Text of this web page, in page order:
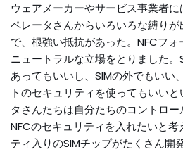
ウェアメーカーやサービス事業者
ペレータさんからいろいろな縛り
で、根強い抵抗があった。NFCフ
ニュートラルな立場をとりました
あってもいいし、SIMの外でもいい
トのセキュリティを使ってもいい
タさんたちは自分たちのコントロ
NFCのセキュリティを入れたいと考
ティ入りのSIMチップがたくさん開